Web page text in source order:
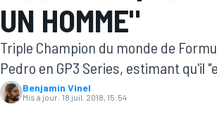
UN HOMME"
Triple Champion du monde de
Pedro en GP3 Series, estimant qu'il
Benjamin Vinel
Mis à jour: 18 juil. 2018, 15:54